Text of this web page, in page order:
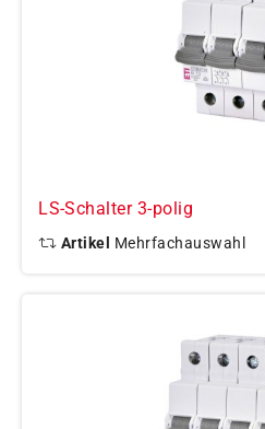
LS-Schalter 3-polig
Artikel Mehrfachauswahl